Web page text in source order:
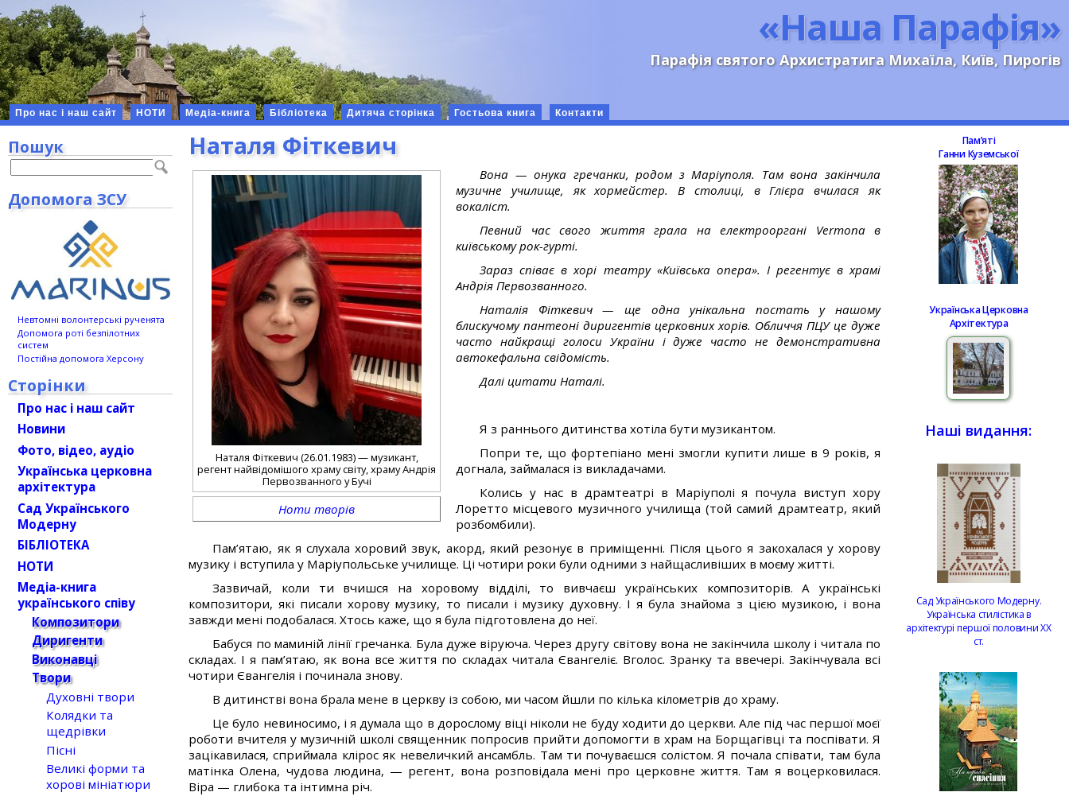
«Наша Парафія»
Парафія святого Архистратига Михаїла, Київ, Пирогів
Про нас і наш сайт НОТИ Медіа-книга Бібліотека Дитяча сторінка Гостьова книга Контакти
Наталя Фіткевич
Наталя Фіткевич (26.01.1983) — музикант,
регент найвідомішого храму світу, храму Андрія
Первозванного у Бучі
Ноти творів
Вона — онука гречанки, родом з Маріуполя. Там вона закінчила
музичне училище, як хормейстер. В столиці, в Глієра вчилася як
вокаліст.
Певний час свого життя грала на електрооргані Vermona в
київському рок-гурті.
Зараз співає в хорі театру «Київська опера». І регентує в храмі
Андрія Первозванного.
Наталія Фіткевич — ще одна унікальна постать у нашому
блискучому пантеоні диригентів церковних хорів. Обличчя ПЦУ це дуже
часто найкращі голоси України і дуже часто не демонстративна
автокефальна свідомість.
Далі цитати Наталі.
Я з раннього дитинства хотіла бути музикантом.
Попри те, що фортепіано мені змогли купити лише в 9 років, я
догнала, займалася із викладачами.
Колись у нас в драмтеатрі в Маріуполі я почула виступ хору
Лоретто місцевого музичного училища (той самий драмтеатр, який
розбомбили).
Пам’ятаю, як я слухала хоровий звук, акорд, який резонує в приміщенні. Після цього я закохалася у хорову
музику і вступила у Маріупольське училище. Ці чотири роки були одними з найщасливіших в моєму житті.
Зазвичай, коли ти вчишся на хоровому відділі, то вивчаєш українських композиторів. А українські
композитори, які писали хорову музику, то писали і музику духовну. І я була знайома з цією музикою, і вона
завжди мені подобалася. Хтось каже, що я була підготовлена до неї.
Бабуся по маминій лінії гречанка. Була дуже віруюча. Через другу світову вона не закінчила школу і читала по
складах. І я пам’ятаю, як вона все життя по складах читала Євангеліє. Вголос. Зранку та ввечері. Закінчувала всі
чотири Євангелія і починала знову.
В дитинстві вона брала мене в церкву із собою, ми часом йшли по кілька кілометрів до храму.
Це було невиносимо, і я думала що в дорослому віці ніколи не буду ходити до церкви. Але під час першої моєї
роботи вчителя у музичній школі священник попросив прийти допомогти в храм на Борщагівці та поспівати. Я
зацікавилася, сприймала клірос як невеличкий ансамбль. Там ти почуваєшся солістом. Я почала співати, там була
матінка Олена, чудова людина, — регент, вона розповідала мені про церковне життя. Там я воцерковилася.
Віра — глибока та інтимна річ.
Пошук
Допомога ЗСУ
Невтомні волонтерські рученята
Допомога роті безпілотних
систем
Постійна допомога Херсону
Сторінки
Про нас і наш сайт
Новини
Фото, відео, аудіо
Українська церковна
архітектура
Сад Українського
Модерну
БІБЛІОТЕКА
НОТИ
Медіа-книга
українського співу
Композитори
Диригенти
Виконавці
Твори
Духовні твори
Колядки та
щедрівки
Пісні
Великі форми та
хорові мініатюри
Памʼяті
Ганни Куземської
Українська Церковна
Архітектура
Наші видання:
Сад Українського Модерну.
Українська стилістика в
архітектурі першої половини ХХ
ст.